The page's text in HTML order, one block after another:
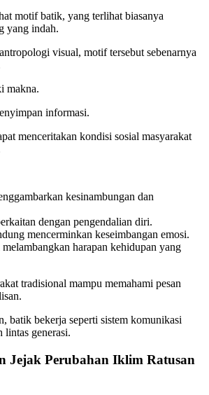
motif batik, yang terlihat biasanya
yang indah.
visual, motif tersebut sebenarnya
makna.
informasi.
menceritakan kondisi sosial masyarakat
kesinambungan dan
dengan pengendalian diri.
mencerminkan keseimbangan emosi.
harapan kehidupan yang
tradisional mampu memahami pesan
batik bekerja seperti sistem komunikasi
generasi.
Jejak Perubahan Iklim Ratusan